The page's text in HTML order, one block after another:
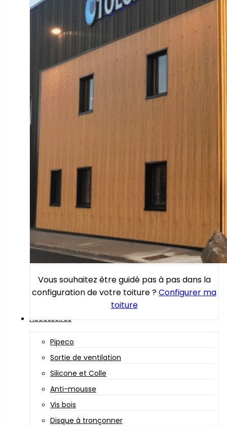
Vous souhaitez être guidé pas à pas dans la
configuration de votre toiture ?Configurer ma
toiture
Accessoires
Pipeco
Sortie de ventilation
Silicone et Colle
Anti-mousse
Vis bois
Disque à tronçonner